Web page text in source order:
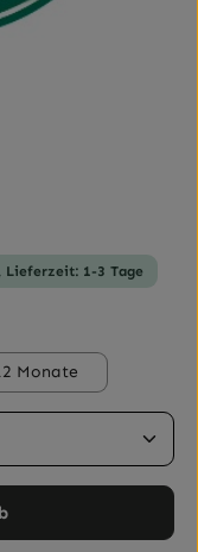
Lieferzeit: 1-3 Tage
Monate
Wert ein